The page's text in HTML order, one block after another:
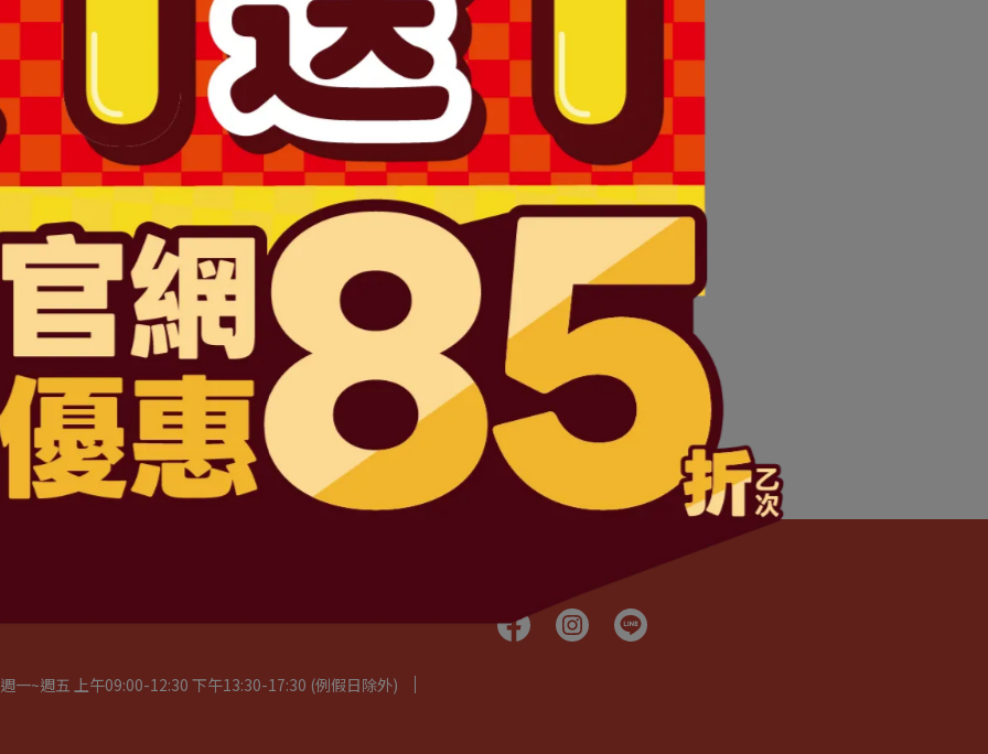
品圖片僅供參考，依實際收到商品為準。
避免顏色不符或肌膚不適等症狀。
業醫師協助。
如已拆封或使用過、無法恢復原狀、商品外盒損壞恕無法辦理退換貨。
湖、金門、馬祖….等)
號
第 MD6201047487 號
三段4號地下一層
12:30 下午13:30-24:02
一~週五 上午09:00-12:30 下午13:30-17:30 (例假日除外)